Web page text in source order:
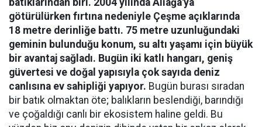
götürülürken fırtına nedeniyle Çeşme açıklarında
18 metre derinliğe battı. 75 metre uzunluğundaki
geminin bulunduğu konum, su altı yaşamı için büyük
bir avantaj sağladı. Bugün iki katlı hangarı, geniş
güvertesi ve doğal yapısıyla çok sayıda deniz
canlısına ev sahipliği yapıyor. Bugün burası sıradan
bir batık olmaktan öte; balıkların beslendiği, barındığı
ve çoğaldığı canlı bir ekosistem haline geldi. Bu